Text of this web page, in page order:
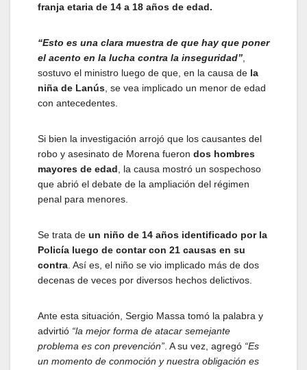
franja etaria de 14 a 18 años de edad.
“Esto es una clara muestra de que hay que poner
el acento en la lucha contra la inseguridad”
sostuvo el ministro luego de que, en la causa de la
niña de Lanús , se vea implicado un menor de edad
con antecedentes.
Si bien la investigación arrojó que los causantes del
robo y asesinato de Morena fueron dos hombres
mayores de edad , la causa mostró un sospechoso
que abrió el debate de la ampliación del régimen
penal para menores.
Se trata de un niño de 14 años identificado por la
Policía luego de contar con 21 causas en su
contra . Así es, el niño se vio implicado más de dos
decenas de veces por diversos hechos delictivos.
Ante esta situación, Sergio Massa tomó la palabra y
advirtió “la mejor forma de atacar semejante
problema es con prevención” . A su vez, agregó “Es
un momento de conmoción y nuestra obligación es